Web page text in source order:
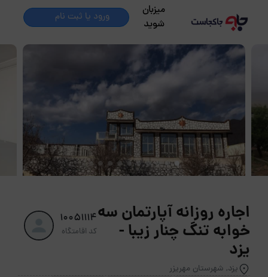
میزبان
شوید
ورود یا ثبت نام
اجاره روزانه آپارتمان سه
خوابه تنگ چنار زیبا -
یزد
یزد, شهرستان مهریزر
10051114
کد اقامتگاه